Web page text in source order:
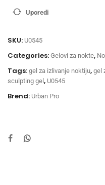
Uporedi
SKU: U0545
Categories: Gelovi za nokte,
Tags: gel za izlivanje noktiju, gel
sculpting gel, U0545
Brend: Urban Pro